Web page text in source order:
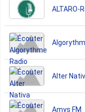
ALTARO-
Alter
Amys FM